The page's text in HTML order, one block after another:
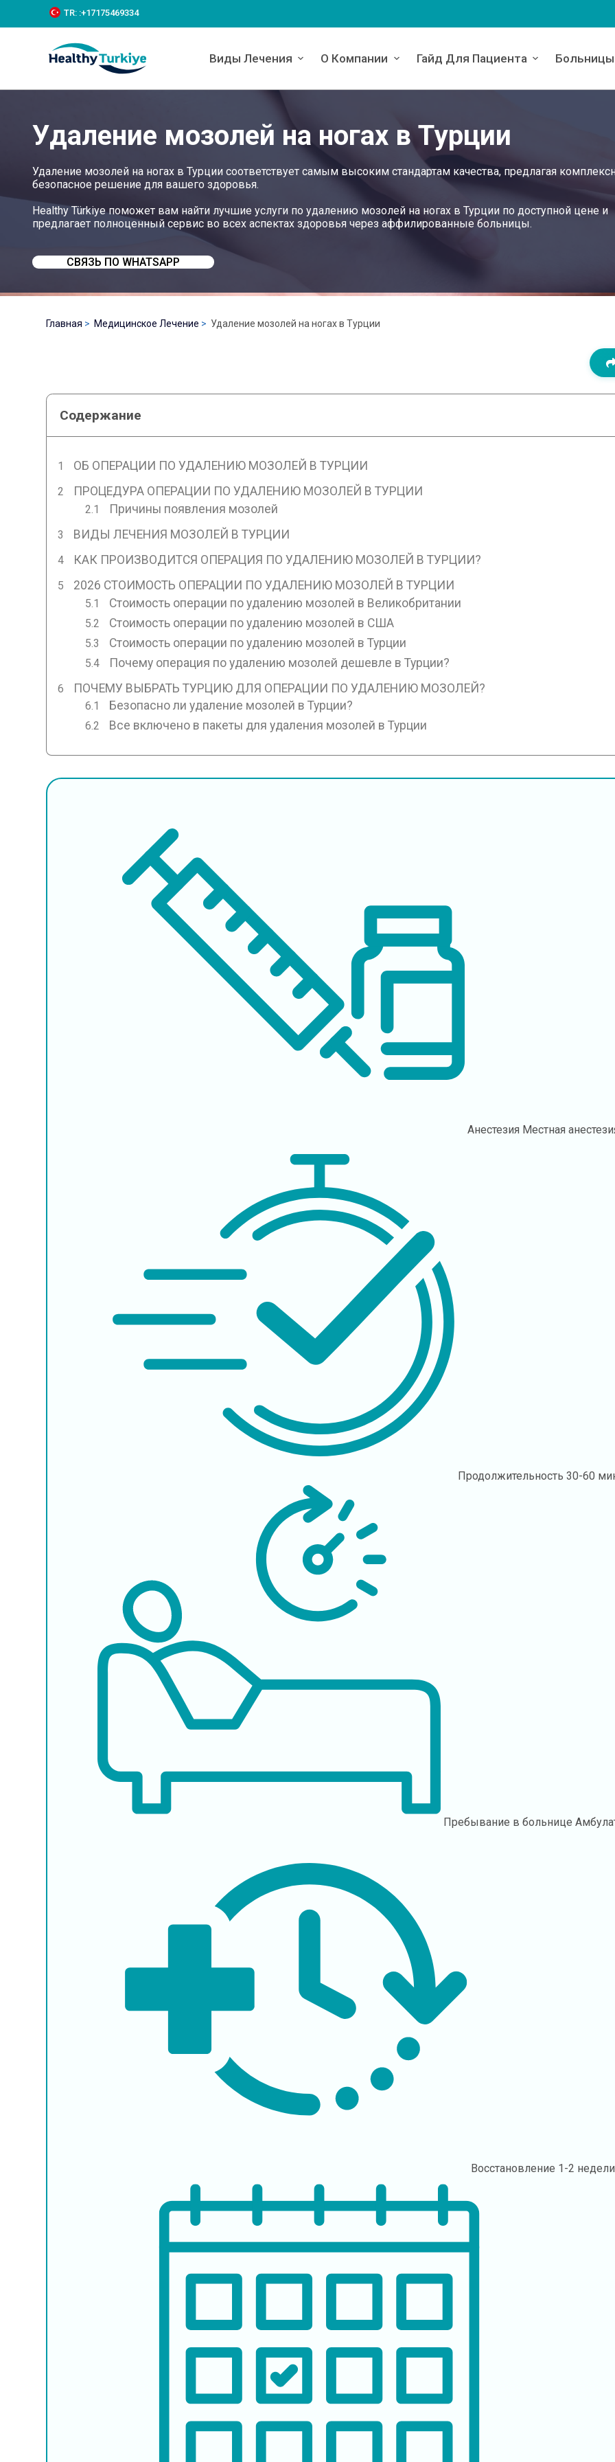
k
c
TR: :+‪17175469334‬
Виды Лечения О Компании Гайд Для Пациента Больницы
Удаление мозолей на ногах в Турции
Удаление мозолей на ногах в Турции соответствует самым высоким стандартам качества, предлагая
безопасное решение для вашего здоровья.
Healthy Türkiye поможет вам найти лучшие услуги по удалению мозолей на ногах в Турции по доступной цене и
предлагает полноценный сервис во всех аспектах здоровья через аффилированные больницы.
СВЯЗЬ ПО WHATSAPP
Главная Медицинское Лечение Удаление мозолей на ногах в Турции
Содержание
ОБ ОПЕРАЦИИ ПО УДАЛЕНИЮ МОЗОЛЕЙ В ТУРЦИИ
ПРОЦЕДУРА ОПЕРАЦИИ ПО УДАЛЕНИЮ МОЗОЛЕЙ В ТУРЦИИ
Причины появления мозолей
ВИДЫ ЛЕЧЕНИЯ МОЗОЛЕЙ В ТУРЦИИ
КАК ПРОИЗВОДИТСЯ ОПЕРАЦИЯ ПО УДАЛЕНИЮ МОЗОЛЕЙ В ТУРЦИИ?
2026 СТОИМОСТЬ ОПЕРАЦИИ ПО УДАЛЕНИЮ МОЗОЛЕЙ В ТУРЦИИ
Стоимость операции по удалению мозолей в Великобритании
Стоимость операции по удалению мозолей в США
Стоимость операции по удалению мозолей в Турции
Почему операция по удалению мозолей дешевле в Турции?
ПОЧЕМУ ВЫБРАТЬ ТУРЦИЮ ДЛЯ ОПЕРАЦИИ ПО УДАЛЕНИЮ МОЗОЛЕЙ?
Безопасно ли удаление мозолей в Турции?
Все включено в пакеты для удаления мозолей в Турции
Анестезия Местная
Продолжительность 30-60
Пребывание в больнице
Восстановление 1-2 недели